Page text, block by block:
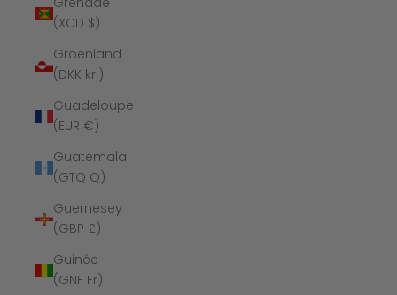
(XCD $)
Groenland
(DKK kr.)
Guadeloupe
(EUR €)
Guatemala
(GTQ Q)
Guernesey
(GBP £)
Guinée
(GNF Fr)